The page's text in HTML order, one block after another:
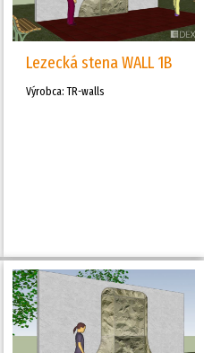
Lezecká stena WALL 1B
Výrobca: TR-walls